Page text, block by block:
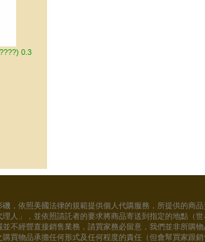
0.3
磯，依照美國法律的規範提供個人代購服務，所提供的商
理人」，並依照請託者的要求將商品寄送到指定的地點（
並不經營直接銷售業務，請買家務必留意，我們並非所購
購買物品承擔任何形式及任何程度的責任（但會幫買家跟